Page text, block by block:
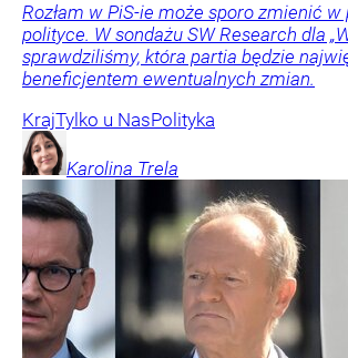
Rozłam w PiS-ie może sporo zmienić w
polityce. W sondażu SW Research dla
sprawdziliśmy, która partia będzie
beneficjentem ewentualnych zmian.
KrajTylko u NasPolityka
Karolina Trela